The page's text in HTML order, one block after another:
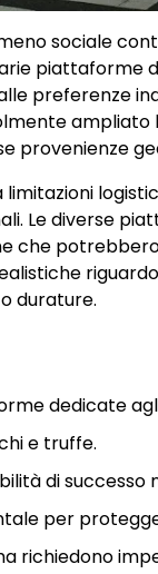
sociale
piattaforme
preferenze
ampliato
provenienze
Le diverse
che
durature.
dedicate
e truffe.
di successo
per
richiedono